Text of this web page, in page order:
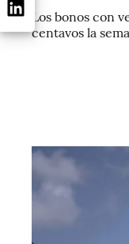
Los bonos con
centavos la